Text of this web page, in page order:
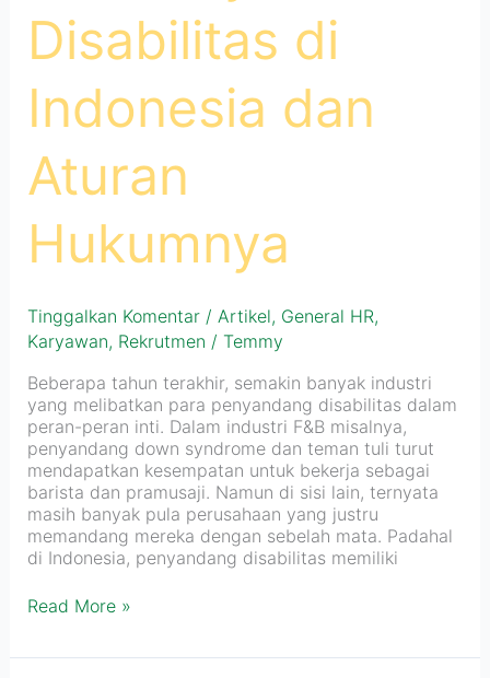
Disabilitas di
Indonesia dan
Aturan
Hukumnya
Tinggalkan Komentar / Artikel, General HR,
Karyawan, Rekrutmen / Temmy
Beberapa tahun terakhir, semakin banyak industri
yang melibatkan para penyandang disabilitas dalam
peran-peran inti. Dalam industri F&B misalnya,
penyandang down syndrome dan teman tuli turut
mendapatkan kesempatan untuk bekerja sebagai
barista dan pramusaji. Namun di sisi lain, ternyata
masih banyak pula perusahaan yang justru
memandang mereka dengan sebelah mata. Padahal
di Indonesia, penyandang disabilitas memiliki
Read More »